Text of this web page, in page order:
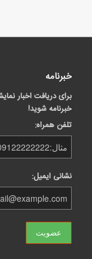
خبرنامه
برای دریافت اخبار
خبرنامه شوید!
تلفن همراه:
نشانی ایمیل: